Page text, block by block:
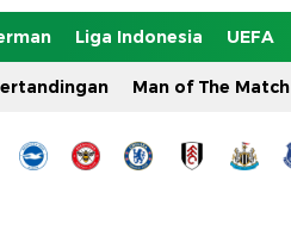
Liga Indonesia UEFA
Man of The Match